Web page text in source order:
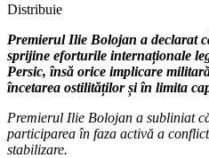
Distribuie
Premierul Ilie Bolojan a declarat
sprijine eforturile internaționale
Persic, însă orice implicare
încetarea ostilităților și în limita
Premierul Ilie Bolojan a subliniat
participarea în faza activă a
stabilizare.